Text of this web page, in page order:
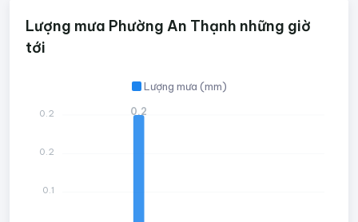
Lượng mưa Phường An Thạnh những giờ
tới
Lượng mưa (mm)
0.2
0.2
0.2
0.1